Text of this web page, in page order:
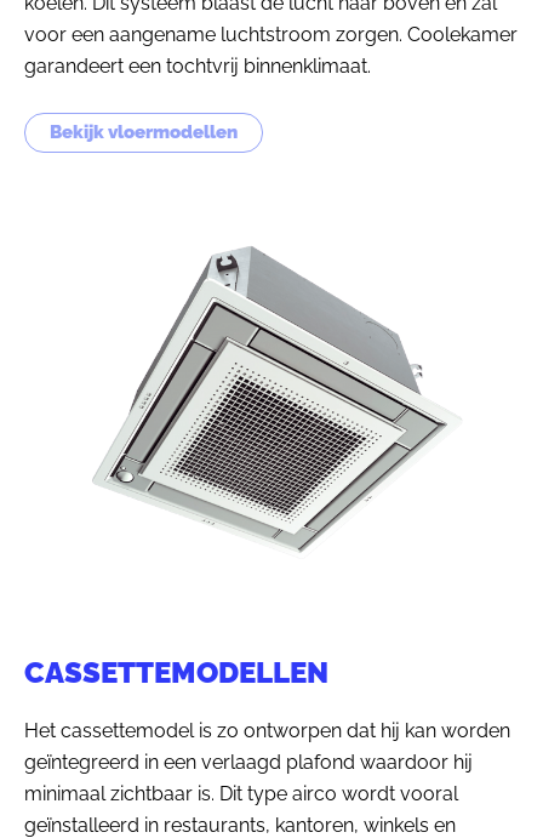
voor een aangename luchtstroom zorgen. Coolekamer
garandeert een tochtvrij binnenklimaat.
Bekijk vloermodellen
CASSETTEMODELLEN
Het cassettemodel is zo ontworpen dat hij kan worden
geïntegreerd in een verlaagd plafond waardoor hij
minimaal zichtbaar is. Dit type airco wordt vooral
geïnstalleerd in restaurants, kantoren, winkels en